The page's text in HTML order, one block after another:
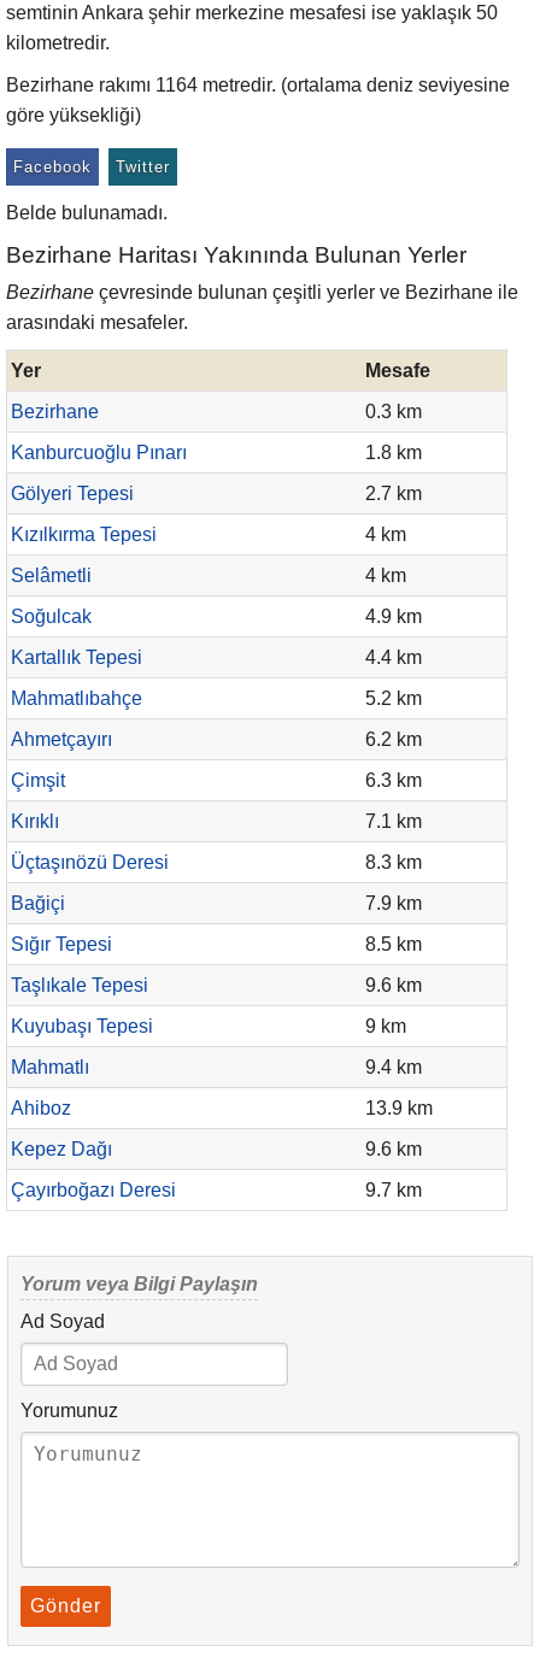
semtinin Ankara şehir merkezine mesafesi ise yaklaşık 50
kilometredir.
Bezirhane rakımı 1164 metredir. (ortalama deniz seviyesine
göre yüksekliği)
Facebook Twitter
Belde bulunamadı.
Bezirhane Haritası Yakınında Bulunan Yerler
Bezirhane çevresinde bulunan çeşitli yerler ve Bezirhane ile
arasındaki mesafeler.
Yer
Mesafe
Bezirhane
0.3 km
Kanburcuoğlu Pınarı
1.8 km
Gölyeri Tepesi
2.7 km
Kızılkırma Tepesi
4 km
Selâmetli
4 km
Soğulcak
4.9 km
Kartallık Tepesi
4.4 km
Mahmatlıbahçe
5.2 km
Ahmetçayırı
6.2 km
Çimşit
6.3 km
Kırıklı
7.1 km
Üçtaşınözü Deresi
8.3 km
Bağiçi
7.9 km
Sığır Tepesi
8.5 km
Taşlıkale Tepesi
9.6 km
Kuyubaşı Tepesi
9 km
Mahmatlı
9.4 km
Ahiboz
13.9 km
Kepez Dağı
9.6 km
Çayırboğazı Deresi
9.7 km
Yorum veya Bilgi Paylaşın
Ad Soyad
Yorumunuz
Gönder